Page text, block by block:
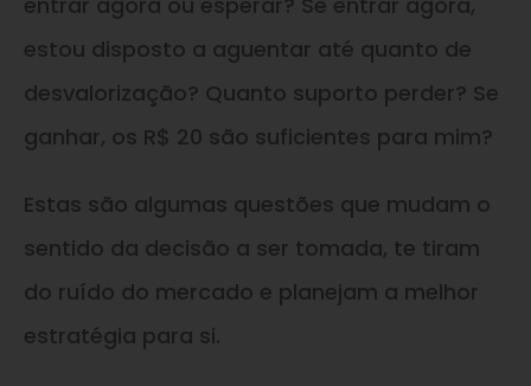
estou disposto a aguentar até quanto de
desvalorização? Quanto suporto perder? Se
ganhar, os R$ 20 são suficientes para mim?
Estas são algumas questões que mudam o
sentido da decisão a ser tomada, te tiram
do ruído do mercado e planejam a melhor
estratégia para si.